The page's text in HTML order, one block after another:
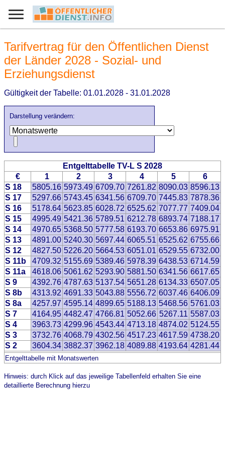
Darstellung verändern:
Tarifvertrag für den Öffentlichen Dienst
der Länder 2028 - Sozial- und
Erziehungsdienst
Gültigkeit der Tabelle: 01.01.2028 - 31.01.2028
Entgelttabelle TV-L S 2028
€
1 2 3 4 5
6
S 18
5805.16 5973.49 6709.70 7261.82 8090.03 8596.13
S 17
5297.66 5743.45 6341.56 6709.70 7445.83 7878.36
S 16
5178.64 5623.85 6028.72 6525.62 7077.77 7409.04
S 15
4995.49 5421.36 5789.51 6212.78 6893.74 7188.17
S 14
4970.65 5368.50 5777.58 6193.70 6653.86 6975.91
S 13
4891.00 5240.30 5697.44 6065.51 6525.62 6755.66
S 12
4827.50 5226.20 5664.53 6051.01 6529.55 6732.00
S 11b
4709.32 5155.69 5389.46 5978.39 6438.53 6714.59
S 11a
4618.06 5061.62 5293.90 5881.50 6341.56 6617.65
S 9
4392.76 4787.63 5137.54 5651.28 6134.33 6507.05
S 8b
4313.92 4691.33 5043.88 5556.72 6037.46 6406.09
S 8a
4257.97 4595.14 4899.65 5188.13 5468.56 5761.03
S 7
4164.95 4482.47 4766.81 5052.66 5267.11 5587.03
S 4
3963.73 4299.96 4543.44 4713.18 4874.02 5124.55
S 3
3732.76 4068.79 4302.56 4517.23 4617.59 4738.20
S 2
3604.34 3882.37 3962.18 4089.88 4193.64 4281.44
Entgelttabelle mit Monatswerten
Hinweis: durch Klick auf das jeweilige Tabellenfeld erhalten Sie eine
detaillierte Berechnung hierzu